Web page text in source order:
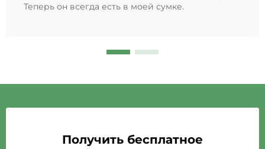
Теперь он всегда есть в моей сумке.
Получить бесплатное